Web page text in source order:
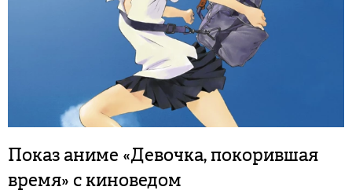
Показ аниме «Девочка, покорившая
время» с киноведом